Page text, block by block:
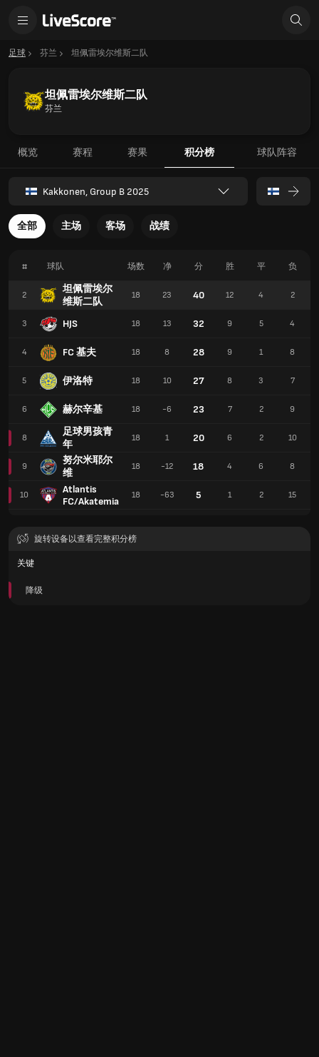
足球 芬兰 坦佩雷埃尔维斯二队
坦佩雷埃尔维斯二队
芬兰
概览 赛程 赛果 积分榜 球队阵容
Kakkonen, Group B 2025
全部 主场 客场 战绩
# 球队
2
坦佩雷埃尔
维斯二队
3 HJS
4 FC 基夫
5 伊洛特
6 赫尔辛基
8
足球男孩青
年
9
努尔米耶尔
维
10
Atlantis
FC/Akatemia
场数 净 分 胜 平 负
18 23 40 12 4 2
18 13 32 9 5 4
18 8 28 9 1 8
18 10 27 8 3 7
18 -6 23 7 2 9
18 1 20 6 2 10
18 -12 18 4 6 8
18 -63 5 1 2 15
旋转设备以查看完整积分榜
关键
降级